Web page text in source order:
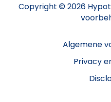
Copyright © 2026
Algemene
Privacy